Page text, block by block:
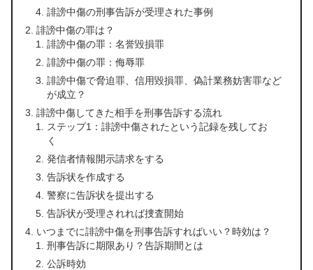
誹謗中傷の刑事告訴が受理された事例
誹謗中傷の罪は？
誹謗中傷の罪：名誉毀損罪
誹謗中傷の罪：侮辱罪
誹謗中傷で脅迫罪、信用毀損罪、偽計業務妨害罪など
が成立？
誹謗中傷してきた相手を刑事告訴する流れ
ステップ1：誹謗中傷されたという記録を残してお
く
発信者情報開示請求をする
告訴状を作成する
警察に告訴状を提出する
告訴状が受理されれば捜査開始
いつまでに誹謗中傷を刑事告訴すればいい？時効は？
刑事告訴に期限あり？告訴期間とは
公訴時効